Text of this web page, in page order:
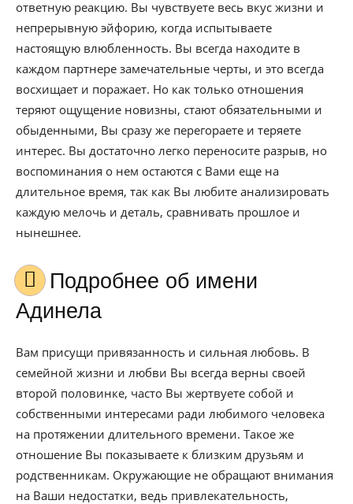
ответную реакцию. Вы чувствуете весь вкус жизни и
непрерывную эйфорию, когда испытываете
настоящую влюбленность. Вы всегда находите в
каждом партнере замечательные черты, и это всегда
восхищает и поражает. Но как только отношения
теряют ощущение новизны, стают обязательными и
обыденными, Вы сразу же перегораете и теряете
интерес. Вы достаточно легко переносите разрыв, но
воспоминания о нем остаются с Вами еще на
длительное время, так как Вы любите анализировать
каждую мелочь и деталь, сравнивать прошлое и
нынешнее.
Подробнее об имени
Адинела
Вам присущи привязанность и сильная любовь. В
семейной жизни и любви Вы всегда верны своей
второй половинке, часто Вы жертвуете собой и
собственными интересами ради любимого человека
на протяжении длительного времени. Такое же
отношение Вы показываете к близким друзьям и
родственникам. Окружающие не обращают внимания
на Ваши недостатки, ведь привлекательность,